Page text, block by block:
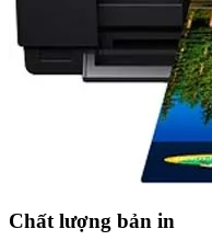
Chất lượng bản in